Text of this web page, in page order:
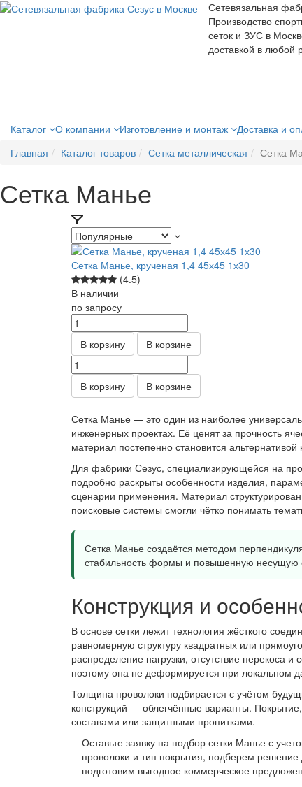
Сетевязальная
Производство
сеток и ЗУС в
доставкой в любой
Каталог О компании Изготовление и монтаж Доставка и
Главная
Каталог товаров Сетка металлическая Сетка
Сетка Манье
Сетка Манье, крученая 1,4 45х45 1х30
(4.5)
В наличии
по запросу
В корзину В корзине
В корзину В корзине
Сетка Манье — это один из наиболее
инженерных проектах. Её ценят за прочность
материал постепенно становится
Для фабрики Сезус, специализирующейся на
подробно раскрыты особенности изделия,
сценарии применения. Материал
поисковые системы смогли чётко понимать
Сетка Манье создаётся методом
стабильность формы и повышенную несущую
Конструкция и
В основе сетки лежит технология жёсткого
равномерную структуру квадратных или
распределение нагрузки, отсутствие перекоса
поэтому она не деформируется при локальном
Толщина проволоки подбирается с учётом
конструкций — облегчённые варианты.
составами или защитными пропитками.
Оставьте заявку на подбор сетки Манье с
проволоки и тип покрытия, подберем решение
подготовим выгодное коммерческое